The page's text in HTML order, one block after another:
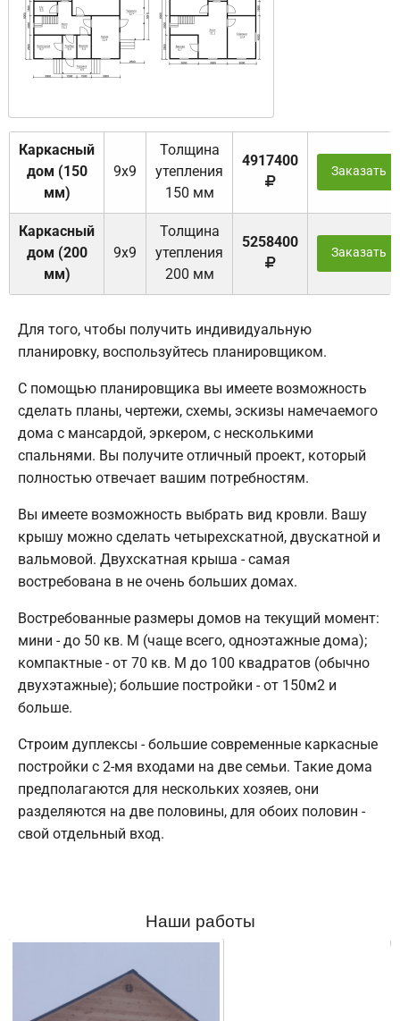
Каркасный
дом (150
мм)
9х9
Толщина
утепления
150 мм
4917400
Заказать
Каркасный
дом (200
мм)
9х9
Толщина
утепления
200 мм
5258400
Заказать
Для того, чтобы получить индивидуальную
планировку, воспользуйтесь планировщиком.
С помощью планировщика вы имеете возможность
сделать планы, чертежи, схемы, эскизы намечаемого
дома с мансардой, эркером, с несколькими
спальнями. Вы получите отличный проект, который
полностью отвечает вашим потребностям.
Вы имеете возможность выбрать вид кровли. Вашу
крышу можно сделать четырехскатной, двускатной и
вальмовой. Двухскатная крыша - самая
востребована в не очень больших домах.
Востребованные размеры домов на текущий момент:
мини - до 50 кв. М (чаще всего, одноэтажные дома);
компактные - от 70 кв. М до 100 квадратов (обычно
двухэтажные); большие постройки - от 150м2 и
больше.
Строим дуплексы - большие современные каркасные
постройки с 2-мя входами на две семьи. Такие дома
предполагаются для нескольких хозяев, они
разделяются на две половины, для обоих половин -
свой отдельный вход.
Наши работы